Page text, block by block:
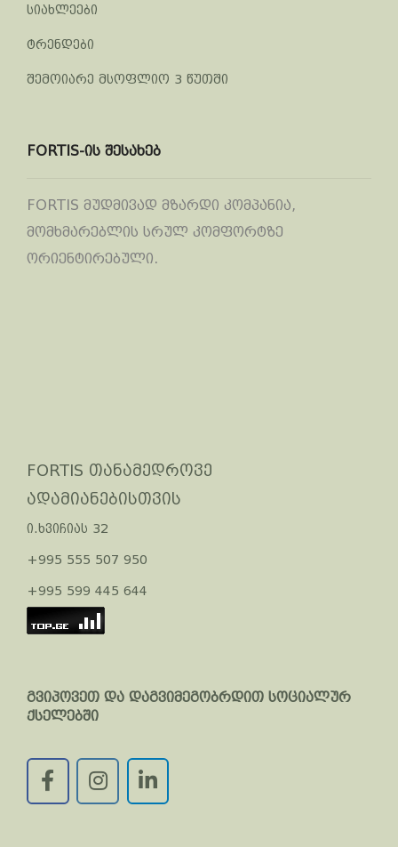
სიახლეები
ტრენდები
შემოიარე მსოფლიო 3 წუთში
FORTIS-ის შესახებ
FORTIS მუდმივად მზარდი კომპანია,
მომხმარებლის სრულ კომფორტზე
ორიენტირებული.
FORTIS თანამედროვე
ადამიანებისთვის
ი.ხვიჩიას 32
+995 555 507 950
+995 599 445 644
გვიპოვეთ და დაგვიმეგობრდით სოციალურ
ქსელებში